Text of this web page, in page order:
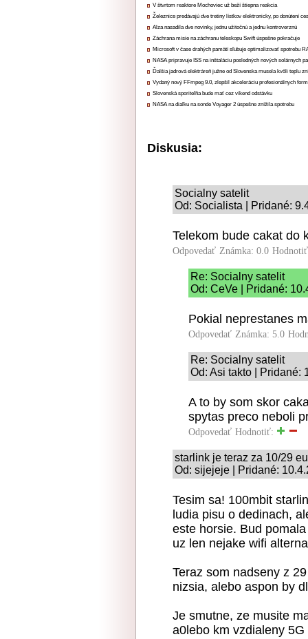
V štvrtom reaktore Mochoviec už beží štiepna reakcia
Železnice predávajú dve tretiny lístkov elektronicky, po donútení
Alza nasadila dve novinky, jednu užitočnú a jednu kontroverznú
Záchrana misie na záchranu teleskopu Swift úspešne pokračuje
Microsoft v čase drahých pamätí sľubuje optimalizovať spotrebu
NASA pripravuje ISS na inštaláciu posledných nových solárnych
Ďalšia jadrová elektráreň južne od Slovenska musela kvôli teplu
Vydaný nový FFmpeg 9.0, zlepšil akceleráciu profesionálnych
Slovenská sporiteľňa bude mať cez víkend odstávku
NASA na diaľku na sonde Voyager 2 úspešne znížila spotrebu
Diskusia:
Socialny satelit
Od: Socialista | Pridané:
Telekom bude cakat do
Odpovedať Známka: 0.0
Re: Socialny satelit
Od: CeVe | Pridané:
Pokial neprestanes
Odpovedať Známka: 5.0
Re: Socialny satelit
Od: Asi takto | Pridané:
A to by som skor
spytas preco neboli
Odpovedať Hodnotiť:
starlink je teraz za 10/29
Od: sijejeje | Pridané:
Tesim sa! 100mbit
ludia pisu o dedinach,
este horsie. Bud
uz len nejake wifi
Teraz som nadseny z
nizsia, alebo aspon by
Je smutne, ze musite
a0lebo km vzdialeny